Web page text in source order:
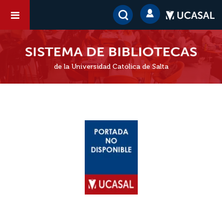
de la Universidad Católica de Salta